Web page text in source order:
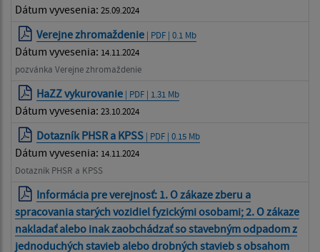
Dátum vyvesenia: 25.09.2024
Verejne zhromaždenie | PDF | 0.1 Mb
Dátum vyvesenia: 14.11.2024
pozvánka Verejne zhromaždenie
HaZZ vykurovanie | PDF | 1.31 Mb
Dátum vyvesenia: 23.10.2024
Dotazník PHSR a KPSS | PDF | 0.15 Mb
Dátum vyvesenia: 14.11.2024
Dotazník PHSR a KPSS
Informácia pre verejnosť: 1. O zákaze zberu a
spracovania starých vozidiel fyzickými osobami; 2. O zákaze
nakladať alebo inak zaobchádzať so stavebným odpadom z
jednoduchých stavieb alebo drobných stavieb s obsahom